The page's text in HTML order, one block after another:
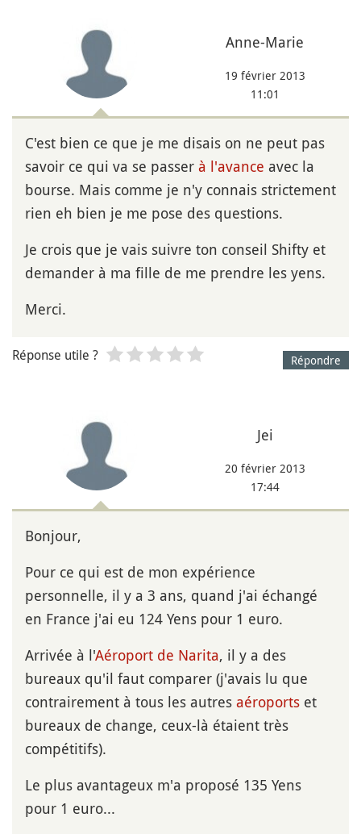
Anne-Marie
19 février 2013
11:01
C'est bien ce que je me disais on ne peut pas
savoir ce qui va se passer à l'avance avec la
bourse. Mais comme je n'y connais strictement
rien eh bien je me pose des questions.
Je crois que je vais suivre ton conseil Shifty et
demander à ma fille de me prendre les yens.
Merci.
Répondre
Réponse utile ?
Jei
20 février 2013
17:44
Bonjour,
Pour ce qui est de mon expérience
personnelle, il y a 3 ans, quand j'ai échangé
en France j'ai eu 124 Yens pour 1 euro.
Arrivée à l'Aéroport de Narita, il y a des
bureaux qu'il faut comparer (j'avais lu que
contrairement à tous les autres aéroports et
bureaux de change, ceux-là étaient très
compétitifs).
Le plus avantageux m'a proposé 135 Yens
pour 1 euro...